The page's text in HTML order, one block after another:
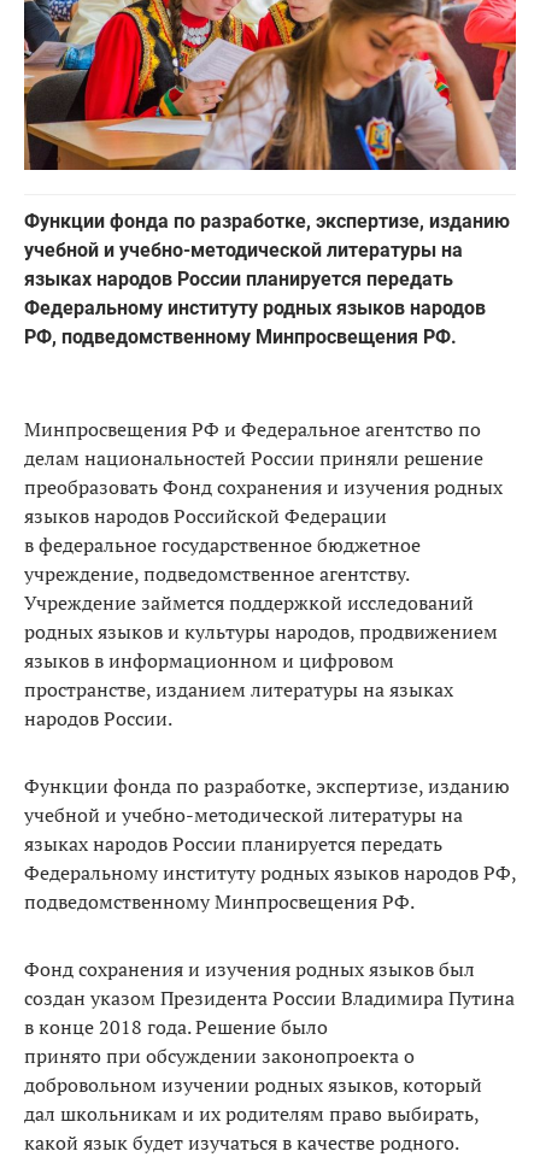
Функции фонда по разработке, экспертизе, изданию
учебной и учебно-методической литературы на
языках народов России планируется передать
Федеральному институту родных языков народов
РФ, подведомственному Минпросвещения РФ.
Минпросвещения РФ и Федеральное агентство по
делам национальностей России приняли решение
преобразовать Фонд сохранения и изучения родных
языков народов Российской Федерации
в федеральное государственное бюджетное
учреждение, подведомственное агентству.
Учреждение займется поддержкой исследований
родных языков и культуры народов, продвижением
языков в информационном и цифровом
пространстве, изданием литературы на языках
народов России.
Функции фонда по разработке, экспертизе, изданию
учебной и учебно-методической литературы на
языках народов России планируется передать
Федеральному институту родных языков народов РФ,
подведомственному Минпросвещения РФ.
Фонд сохранения и изучения родных языков был
создан указом Президента России Владимира Путина
в конце 2018 года. Решение было
принято при обсуждении законопроекта о
добровольном изучении родных языков, который
дал школьникам и их родителям право выбирать,
какой язык будет изучаться в качестве родного.